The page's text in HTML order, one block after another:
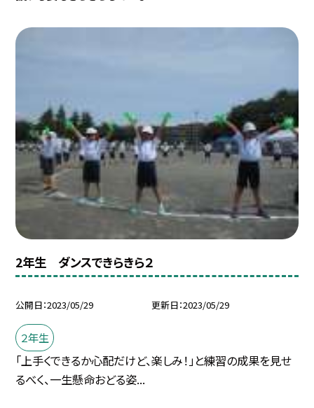
2年生 ダンスできらきら２
公開日 2023/05/29 更新日 2023/05/29
２年生
「上手くできるか心配だけど、楽しみ！」と練習の成果を見せ
るべく、一生懸命おどる姿...